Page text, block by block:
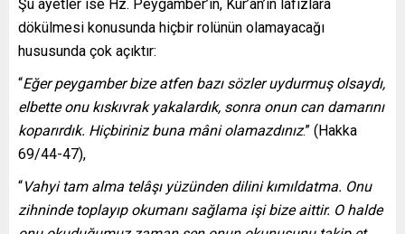
Şu ayetler ise Hz. Peygamber’in, Kur’an’ın lafızlara
dökülmesi konusunda hiçbir rolünün olamayacağı
hususunda çok açıktır:
“Eğer peygamber bize atfen bazı sözler uydurmuş olsaydı,
elbette onu kıskıvrak yakalardık, sonra onun can damarını
koparırdık. Hiçbiriniz buna mâni olamazdınız.” (Hakka
69/44-47),
“Vahyi tam alma telâşı yüzünden dilini kımıldatma. Onu
zihninde toplayıp okumanı sağlama işi bize aittir. O halde